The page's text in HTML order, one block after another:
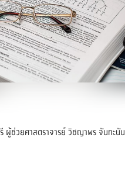
ผู้ช่วยศาสตราจารย์ วิชญาพร จันทะนัน